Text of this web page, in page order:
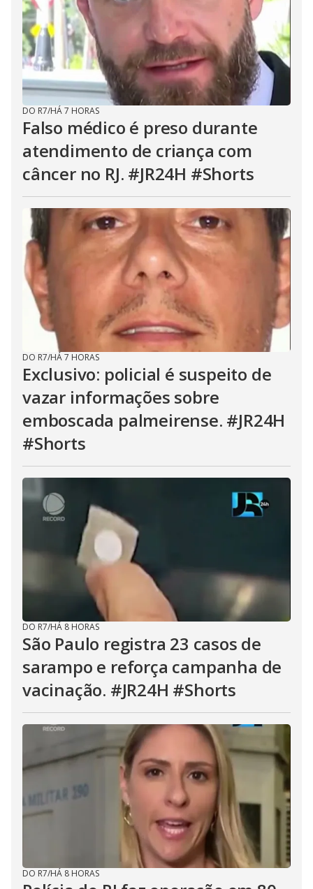
DO R7/HÁ 7 HORAS
Falso médico é preso durante
atendimento de criança com
câncer no RJ. #JR24H #Shorts
DO R7/HÁ 7 HORAS
Exclusivo: policial é suspeito de
vazar informações sobre
emboscada palmeirense. #JR24H
#Shorts
DO R7/HÁ 8 HORAS
São Paulo registra 23 casos de
sarampo e reforça campanha de
vacinação. #JR24H #Shorts
DO R7/HÁ 8 HORAS